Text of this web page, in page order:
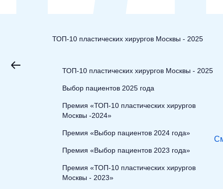
ТОП-10 пластических хирургов Москвы - 2025
ТОП-10 пластических хирургов Москвы - 2025
Выбор пациентов 2025 года
Премия «ТОП-10 пластических хирургов
Москвы -2024»
Премия «Выбор пациентов 2024 года»
Премия «Выбор пациентов 2023 года»
Премия «ТОП-10 пластических хирургов
Москвы - 2023»